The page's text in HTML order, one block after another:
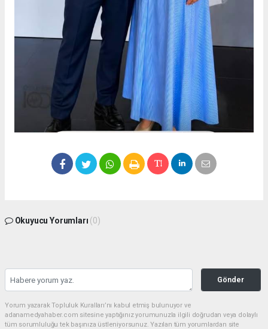
Okuyucu Yorumları (0)
Gönder
Yorum yazarak Topluluk Kuralları’nı kabul etmiş bulunuyor ve
adanamedyahaber.com sitesine yaptığınız yorumunuzla ilgili doğrudan veya dolaylı
tüm sorumluluğu tek başınıza üstleniyorsunuz. Yazılan tüm yorumlardan site